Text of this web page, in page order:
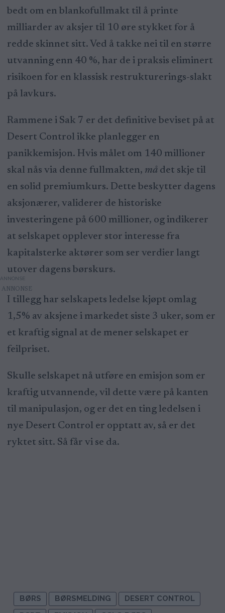
bedt om en blankofullmakt til å printe
milliarder av aksjer til 10 øre stykket for å
redde skinnet sitt. Ved å takke nei til en større
utvanning enn 40 %, har de i praksis eliminert
risikoen for en klassisk restrukturerings-slakt
på lavkurs.
Rammene i Sak 7 er det definitive beviset på at
Desert Control ikke planlegger en
panikkemisjon. Hvis målet om 140 millioner
skal nås via denne fullmakten, mådet skje til
en solid premiumkurs. Dette beskytter dagens
aksjonærer, validerer de historiske
investeringene på 600 millioner, og indikerer
at selskapet opplever stor interesse fra
kapitalsterke aktører som ser verdier langt
utover dagens børskurs.
ANNONSE
I tillegg har selskapets ledelse kjøpt omlag
1,5% av aksjene i markedet siste 3 uker, som er
et kraftig signal at de mener selskapet er
feilpriset.
Skulle selskapet nå utføre en emisjon som er
kraftig utvannende, vil dette være på kanten
til manipulasjon, og er det en ting ledelsen i
nye Desert Control er opptatt av, så er det
ryktet sitt. Så får vi se da.
BØRS BØRSMELDING
DESERT CONTROL